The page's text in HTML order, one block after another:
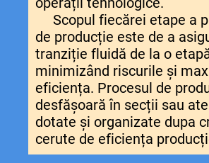
Scopul fiecărei etape a
de producție este de a
tranziție fluidă de la o
minimizând riscurile și
eficiența. Procesul de
desfășoară în secții sau
dotate și organizate dupa
cerute de eficiența